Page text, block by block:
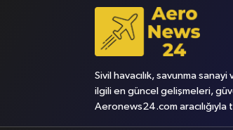
Sivil havacılık, savunma
ilgili en güncel gelişmeleri,
Aeronews24.com aracılığıyla